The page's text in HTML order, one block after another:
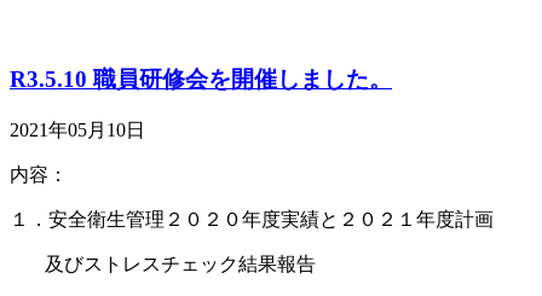
R3.5.10 職員研修会を開催しました。
2021年05月10日
内容：
１．安全衛生管理２０２０年度実績と２０２１年度計画
及びストレスチェック結果報告